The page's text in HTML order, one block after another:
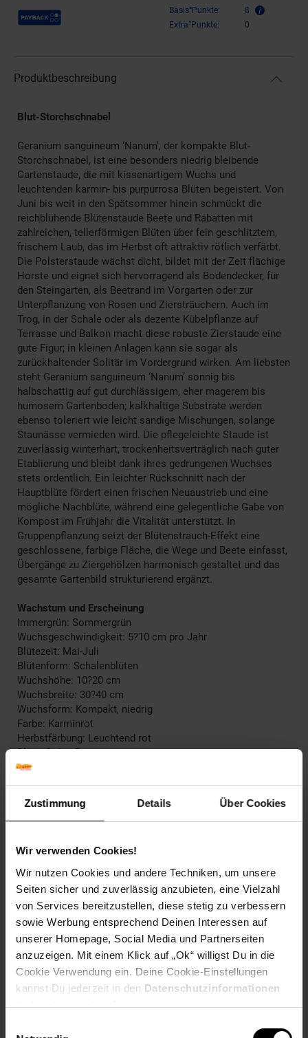
Zustimmung Details Über Cookies
Wir verwenden Cookies!
Wir nutzen Cookies und andere Techniken, um unsere
Seiten sicher und zuverlässig anzubieten, eine Vielzahl
von Services bereitzustellen, diese stetig zu verbessern
sowie Werbung entsprechend Deinen Interessen auf
unserer Homepage, Social Media und Partnerseiten
anzuzeigen. Mit einem Klick auf „Ok“ willigst Du in die
Cookie Verwendung ein. Deine Cookie-Einstellungen
kannst Du jederzeit in den Datenschutzinformationen
ändern bzw. widerrufen.
Payback Punkte Basis°Punkte:
8
Extra°Punkte:
0
Produktbeschreibung
Blut-Storchschnabel
Geranium sanguineum ‘Nanum’, der kompakte Blut-
Storchschnabel, ist eine besonders niedrig bleibende
Gartenstaude, die mit kissenartigem Wuchs und
leuchtenden karmin- bis purpurrosa Blüten begeistert. Von
Juni bis weit in den Spätsommer hinein schmückt die
reichblühende Blütenstaude Beete und Rabatten mit
zahlreichen, tellerförmigen Blüten über fein geschlitztem,
frischem Laub, das im Herbst oft attraktiv rötlich verfärbt.
Die Polsterstaude wächst dicht, bildet mit der Zeit flächige
Horste und eignet sich hervorragend als Bodendecker, für
den Steingarten, als Beetrand im Vorgarten oder zur
Unterpflanzung von Rosen und Ziersträuchern. Auch im
Trog, in der Schale oder als dezente Kübelpflanze auf
Terrasse und Balkon macht diese robuste Zierstaude eine
gute Figur; in kleinen Anlagen kann sie sogar als
zurückhaltender Solitär im Vordergrund wirken. Am liebsten
steht Geranium sanguineum ‘Nanum’ sonnig bis
halbschattig auf gut durchlässigem, eher magerem bis
humosem Gartenboden; kalkhaltige Substrate werden
ebenso toleriert wie leicht sandige Mischungen, solange
Staunässe vermieden wird. Die pflegeleichte Staude ist
zuverlässig winterhart, trockenheitsverträglich nach guter
Etablierung und bleibt dank ihres gedrungenen Wuchses
stets ordentlich. Ein leichter Rückschnitt nach der
Hauptblüte fördert einen frischen Neuaustrieb und eine
mögliche Nachblüte, während eine gelegentliche Gabe von
Kompost im Frühjahr die Vitalität unterstützt. In
Gruppenpflanzung setzt der Blütenstrauch-Effekt eine
geschlossene, farbige Fläche, die Wege und Beete einfasst,
Übergänge zu Ziergehölzen harmonisch gestaltet und das
gesamte Gartenbild strukturierend ergänzt.
Wachstum und Erscheinung
Immergrün: Sommergrün
Wuchsgeschwindigkeit: 5?10 cm pro Jahr
Blütezeit: Mai-Juli
Blütenform: Schalenblüten
Wuchshöhe: 10?20 cm
Wuchsbreite: 30?40 cm
Wuchsform: Kompakt, niedrig
Farbe: Karminrot
Herbstfärbung: Leuchtend rot
Blütenfarbe: Rosa
Winterfarbe: Verblasst, bleibt halbschattig
Blattform: Handförmig
Standortempfehlung: Sonnig, durchlässig
Pflegeaufwand: Wenig,Mittel
Lichtbedarf: Sonnig-Halbschattig
Wasserbedarf: Mittel
Rückschnitt: Rückschnitt im Frühjahr.
Schnittverträglichkeit: Gut
Bodenansprüche: durchlässig und kalkhaltig
Nährstoffgehalt: Mittel
Frosthärte: bis -20 °C
Verwendung: Im Rosengarten,Am Gehölzrand,Auf Balkon
oder Terrasse,Im Staudenbeet,Im